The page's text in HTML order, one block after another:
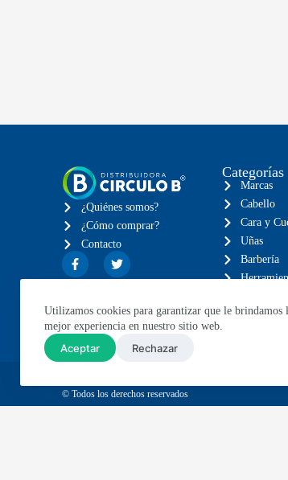
Utilizamos cookies para garantizar que le brindamos
mejor experiencia en nuestro sitio web.
Aceptar Rechazar
¿Quiénes somos?
¿Cómo comprar?
Contacto
Categorías
Marcas
Cabello
Cara y
Uñas
Barbería
Muebles
© Todos los derechos reservados